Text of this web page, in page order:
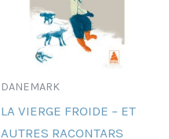
DANEMARK
LA VIERGE FROIDE – ET
AUTRES RACONTARS